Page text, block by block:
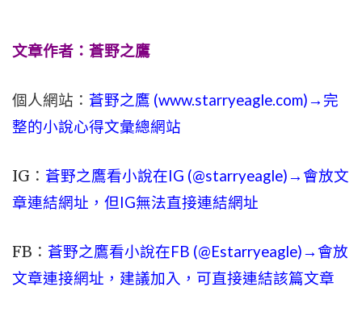
文章作者：蒼野之鷹
個人網站： 蒼野之鷹 (www.starryeagle.com)→完
整的小說心得文彙總網站
IG： 蒼野之鷹看小說在IG (@starryeagle)→會放文
章連結網址，但IG無法直接連結網址
FB： 蒼野之鷹看小說在FB (@Estarryeagle)→會放
文章連接網址，建議加入，可直接連結該篇文章